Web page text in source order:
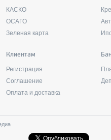
КАСКО
ОСАГО
Зеленая карта
Клиентам
Регистрация
Соглашение
Оплата и доставка